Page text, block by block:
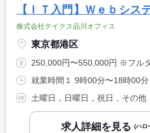
【ＩＴ入門】Ｗｅｂシス
株式会社テイクス品川オフィス
東京都港区
250,000円〜550,000円 ※フルタイム求人の場合は月額（換算額）、
就業時間１ 9時00分〜18時00分
土曜日，日曜日，祝日，その他
求人詳細を見る (ハロ